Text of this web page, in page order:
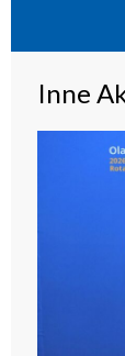
Inne